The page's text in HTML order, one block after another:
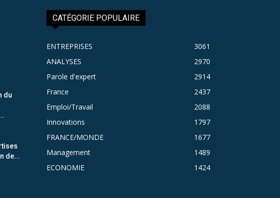
du
de...
CATÉGORIE POPULAIRE
ENTREPRISES
3061
ANALYSES
2970
Parole d'expert
2914
France
2437
Emploi/Travail
2088
Innovations
1797
FRANCE/MONDE
1677
Management
1489
ECONOMIE
1424